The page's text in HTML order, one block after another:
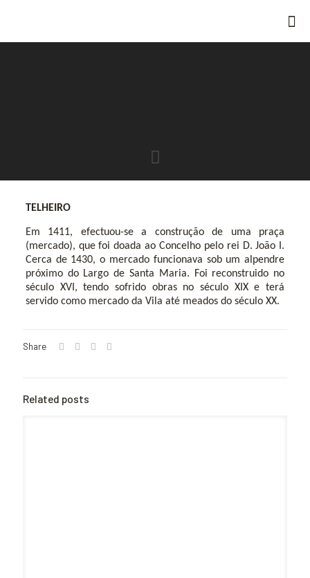
TELHEIRO
Em 1411, efectuou-se a construção de uma praça
(mercado), que foi doada ao Concelho pelo rei D. João I.
Cerca de 1430, o mercado funcionava sob um alpendre
próximo do Largo de Santa Maria. Foi reconstruido no
século XVI, tendo sofrido obras no século XIX e terá
servido como mercado da Vila até meados do século XX.
Share
Related posts